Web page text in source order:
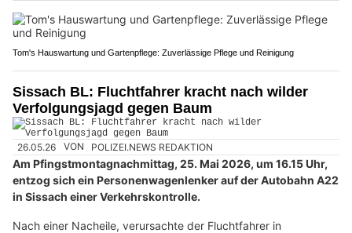
Tom's Hauswartung und Gartenpflege: Zuverlässige Pflege und Reinigung
Sissach BL: Fluchtfahrer kracht nach wilder
Verfolgungsjagd gegen Baum
26.05.26 VON POLIZEI.NEWS REDAKTION
Am Pfingstmontagnachmittag, 25. Mai 2026, um 16.15 Uhr,
entzog sich ein Personenwagenlenker auf der Autobahn A22
in Sissach einer Verkehrskontrolle.
Nach einer Nacheile, verursachte der Fluchtfahrer in